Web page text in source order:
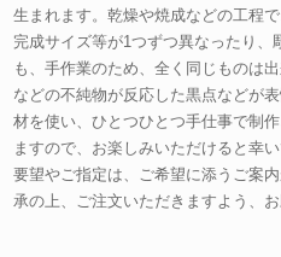
生まれます。乾燥や焼成などの工程
完成サイズ等が1つずつ異なったり
も、手作業のため、全く同じものは
などの不純物が反応した黒点などが
材を使い、ひとつひとつ手仕事で制
ますので、お楽しみいただけると幸
要望やご指定は、ご希望に添うご案
承の上、ご注文いただきますよう、お